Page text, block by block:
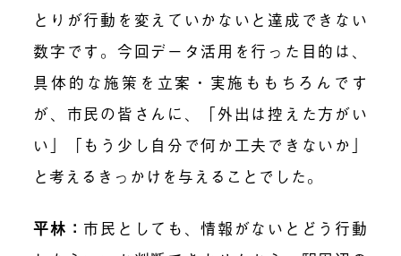
とりが行動を変えていかないと達成できない
数字です。今回データ活用を行った目的は、
具体的な施策を立案・実施ももちろんです
が、市民の皆さんに、「外出は控えた方がい
い」「もう少し自分で何か工夫できないか」
と考えるきっかけを与えることでした。
平林： 市民としても、情報がないとどう行動